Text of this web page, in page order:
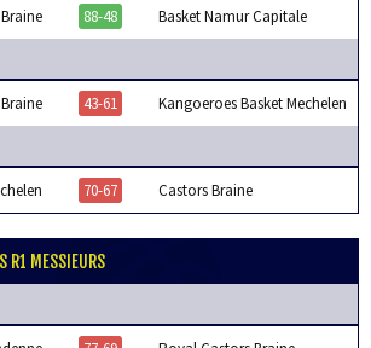
88-48 Basket Namur Capitale
43-61 Kangoeroes Basket Mechelen
70-67 Castors Braine
R1 MESSIEURS